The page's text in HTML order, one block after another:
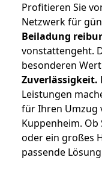
Profitieren Sie
Netzwerk für
Beiladung
vonstattengeht.
besonderen
Zuverlässigkeit.
Leistungen
für Ihren Umzug
Kuppenheim. Ob
oder ein großes
passende